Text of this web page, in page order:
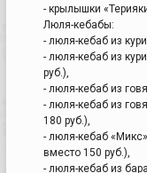
- крылышки
Люля-кебабы:
- люля-кебаб из
- люля-кебаб из
руб.),
- люля-кебаб из
- люля-кебаб из
180 руб.),
- люля-кебаб
вместо 150 руб.),
- люля-кебаб из